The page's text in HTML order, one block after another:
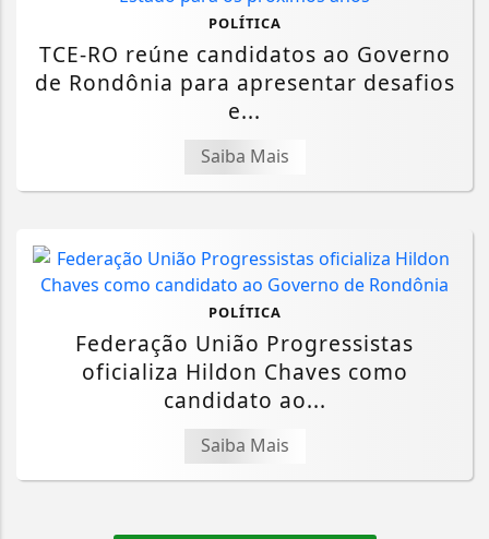
POLÍTICA
TCE-RO reúne candidatos ao Governo
de Rondônia para apresentar desafios
e...
Saiba Mais
POLÍTICA
Federação União Progressistas
oficializa Hildon Chaves como
candidato ao...
Saiba Mais